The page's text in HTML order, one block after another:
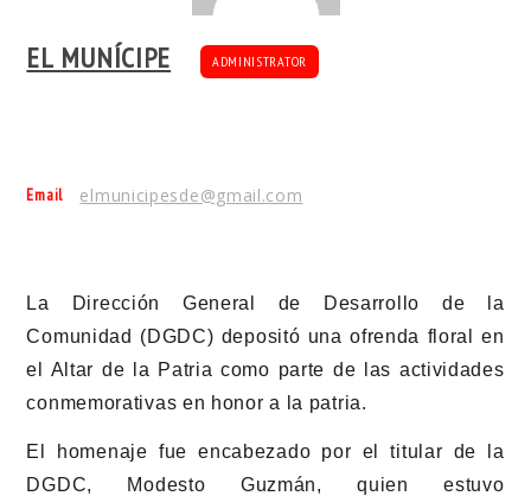
EL MUNÍCIPE ADMINISTRATOR
Email elmunicipesde@gmail.com
La Dirección General de Desarrollo de la
Comunidad (DGDC) depositó una ofrenda floral en
el Altar de la Patria como parte de las actividades
conmemorativas en honor a la patria.
El homenaje fue encabezado por el titular de la
DGDC, Modesto Guzmán, quien estuvo